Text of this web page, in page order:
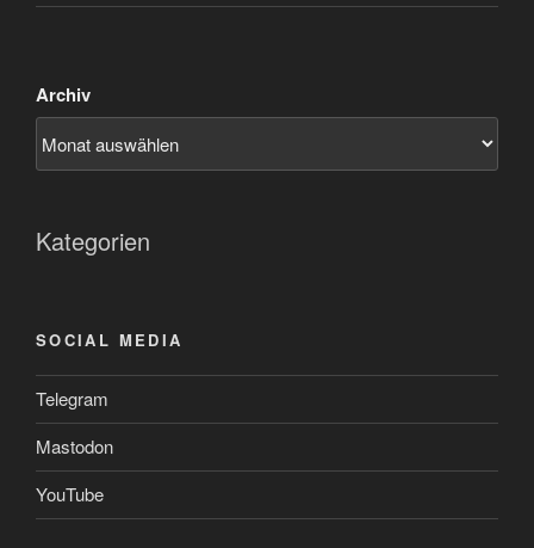
Archiv
Kategorien
SOCIAL MEDIA
Telegram
Mastodon
YouTube